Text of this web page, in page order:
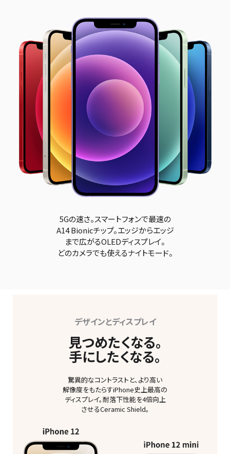
5Gの速さ。スマートフォンで最速の
A14 Bionicチップ。エッジからエッジ
まで広がるOLEDディスプレイ。
どのカメラでも使えるナイトモード。
デザインとディスプレイ
見つめたくなる。
手にしたくなる。
驚異的なコントラストと、より高い
解像度をもたらすiPhone史上最高の
ディスプレイ。耐落下性能を4倍向上
させるCeramic Shield。